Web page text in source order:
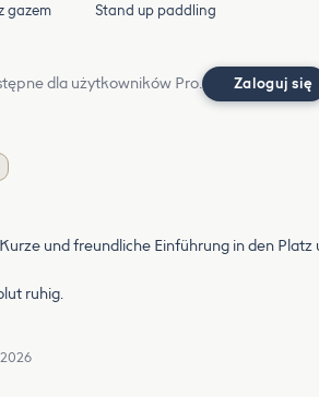
gazem Stand up paddling
dla użytkowników Pro. Zaloguj się
und freundliche Einführung in den
ruhig.